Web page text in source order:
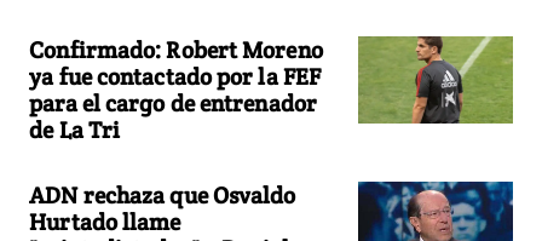
Confirmado: Robert Moreno
ya fue contactado por la FEF
para el cargo de entrenador
de La Tri
ADN rechaza que Osvaldo
Hurtado llame